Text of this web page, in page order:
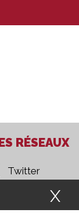
RÉSEAUX
Twitter
X